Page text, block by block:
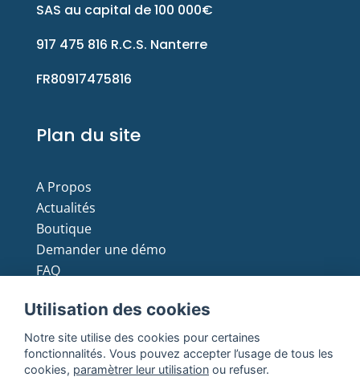
SAS au capital de 100 000€
917 475 816 R.C.S. Nanterre
FR80917475816
Plan du site
A Propos
Actualités
Boutique
Demander une démo
FAQ
Utilisation des cookies
Notre site utilise des cookies pour certaines
fonctionnalités. Vous pouvez accepter l’usage de tous les
cookies, paramètrer leur utilisation ou refuser.